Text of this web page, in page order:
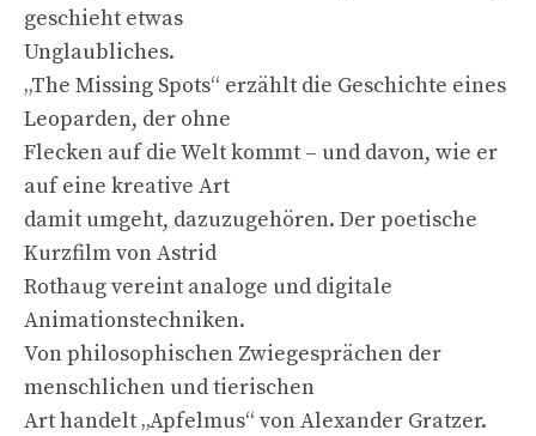
geschieht etwas
Unglaubliches.
„The Missing Spots“ erzählt die Geschichte eines
Leoparden, der ohne
Flecken auf die Welt kommt – und davon, wie er
auf eine kreative Art
damit umgeht, dazuzugehören. Der poetische
Kurzfilm von Astrid
Rothaug vereint analoge und digitale
Animationstechniken.
Von philosophischen Zwiegesprächen der
menschlichen und tierischen
Art handelt „Apfelmus“ von Alexander Gratzer.